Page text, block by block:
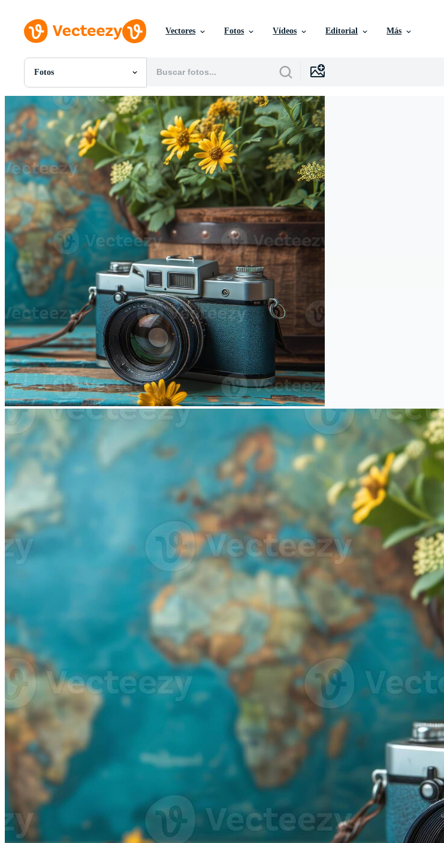
Vectores Fotos Vídeos Editorial Más
Fotos
Todas Imágenes
Fotos
PNGs
PSDs
SVGs
Plantillas
Vectores
Videos
Gráficos en Movimiento
Imágenes Editoriales
Eventos Editoriales